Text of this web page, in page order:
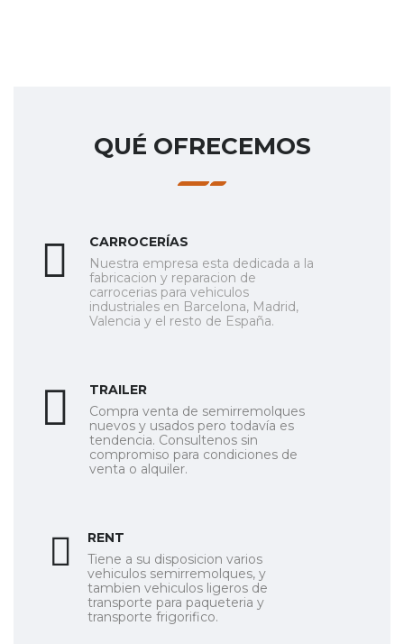
QUÉ OFRECEMOS
CARROCERÍAS
Nuestra empresa esta dedicada a la
fabricacion y reparacion de
carrocerias para vehiculos
industriales en Barcelona, Madrid,
Valencia y el resto de España.
TRAILER
Compra venta de semirremolques
nuevos y usados pero todavía es
tendencia. Consultenos sin
compromiso para condiciones de
venta o alquiler.
RENT
Tiene a su disposicion varios
vehiculos semirremolques, y
tambien vehiculos ligeros de
transporte para paqueteria y
transporte frigorifico.